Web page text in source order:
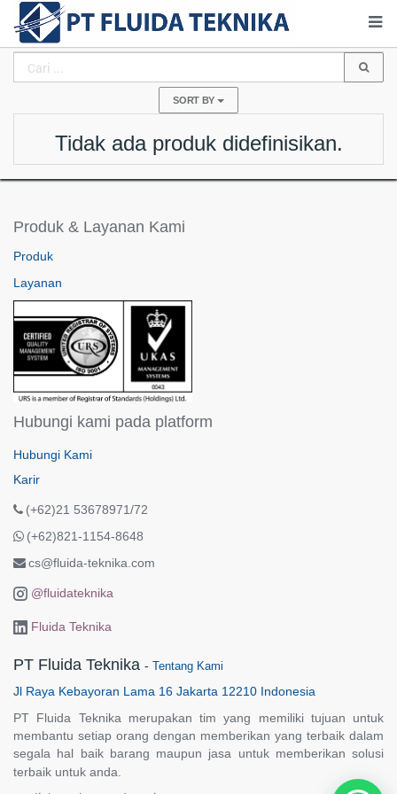
SORT BY
Tidak ada produk didefinisikan.
Produk & Layanan Kami
Produk
Layanan
Hubungi kami pada platform
Hubungi Kami
Karir
(+62)21 53678971/72
(+62)821-1154-8648
cs@fluida-teknika.com
@fluidateknika
Fluida Teknika
PT Fluida Teknika - Tentang Kami
Jl Raya Kebayoran Lama 16 Jakarta 12210 Indonesia
PT Fluida Teknika merupakan tim yang memiliki tujuan untuk
membantu setiap orang dengan memberikan yang terbaik dalam
segala hal baik barang maupun jasa untuk memberikan solusi
terbaik untuk anda.